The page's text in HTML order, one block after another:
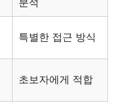
분석
특별한 접근 방식
초보자에게 적합